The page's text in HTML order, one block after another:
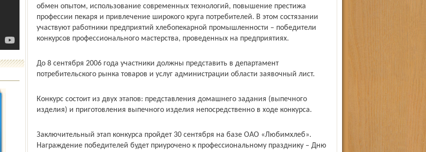
обмен опытом, использование современных технологий, повышение престижа
профессии пекаря и привлечение широкого круга потребителей. В этом состязании
участвуют работники предприятий хлебопекарной промышленности – победители
конкурсов профессионального мастерства, проведенных на предприятиях.
До 8 сентября 2006 года участники должны представить в департамент
потребительского рынка товаров и услуг администрации области заявочный лист.
Конкурс состоит из двух этапов: представления домашнего задания (выпечного
изделия) и приготовления выпечного изделия непосредственно в ходе конкурса.
Заключительный этап конкурса пройдет 30 сентября на базе ОАО «Любимхлеб».
Награждение победителей будет приурочено к профессиональному празднику – Дню